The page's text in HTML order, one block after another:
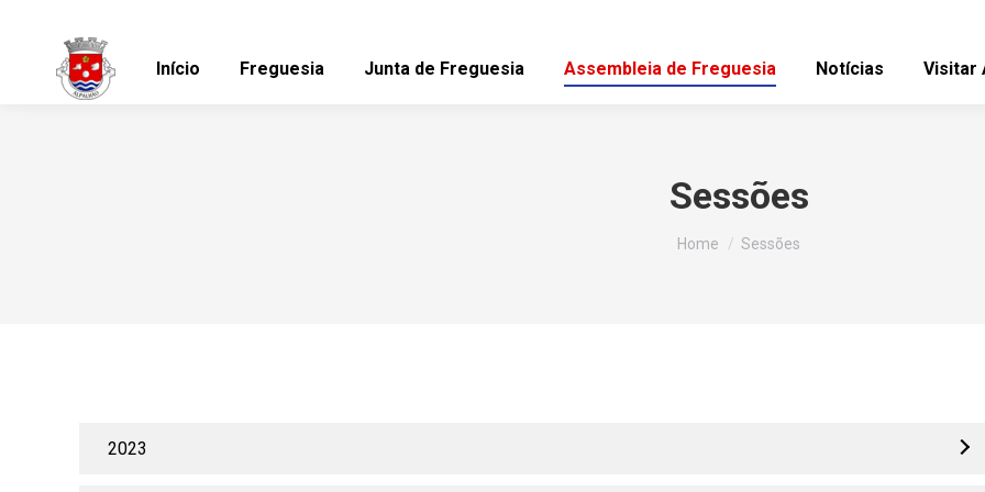
Início Freguesia Junta de Freguesia Assembleia de Freguesia Notícias Visitar
Sessões
You are here:
Home Sessões
2023